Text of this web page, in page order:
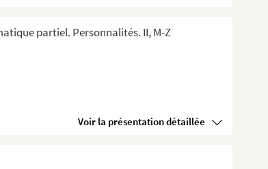
partiel. Personnalités. II, M-Z
Voir la présentation détaillée